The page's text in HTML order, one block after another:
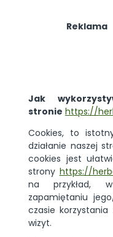
Reklama
Jak
stronie https://
Cookies, to
działanie naszej
cookies jest
strony https://
na przykład,
zapamiętaniu
czasie korzystania
wizyt.